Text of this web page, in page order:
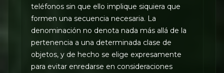
teléfonos sin que ello implique siquiera que
formen una secuencia necesaria. La
denominación no denota nada más allá de la
pertenencia a una determinada clase de
objetos, y de hecho se elige expresamente
para evitar enredarse en consideraciones